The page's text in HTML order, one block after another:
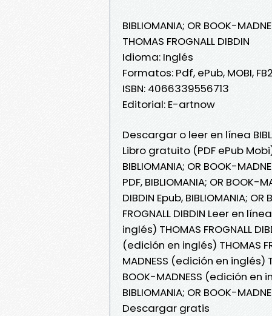
BIBLIOMANIA; OR BOOK-
THOMAS FROGNALL DIBDIN
Idioma: Inglés
Formatos: Pdf, ePub, MOBI, FB2
ISBN: 4066339556713
Editorial: E-artnow
Descargar o leer en línea
Libro gratuito (PDF ePub Mobi)
BIBLIOMANIA; OR BOOK-
PDF, BIBLIOMANIA; OR BOOK-
DIBDIN Epub, BIBLIOMANIA;
FROGNALL DIBDIN Leer en
inglés) THOMAS FROGNALL
(edición en inglés) THOMAS
MADNESS (edición en inglés)
BOOK-MADNESS (edición en
BIBLIOMANIA; OR BOOK-
Descargar gratis